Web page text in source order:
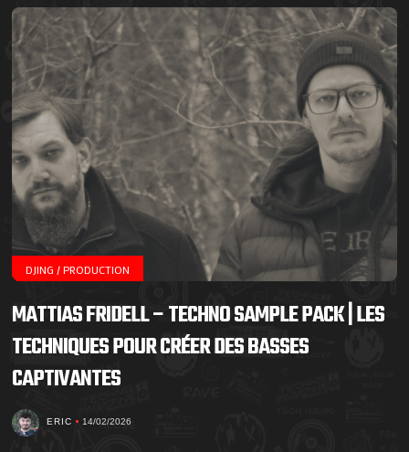
DJING / PRODUCTION
MATTIAS FRIDELL – TECHNO SAMPLE PACK | LES
TECHNIQUES POUR CRÉER DES BASSES
CAPTIVANTES
ERIC 14/02/2026